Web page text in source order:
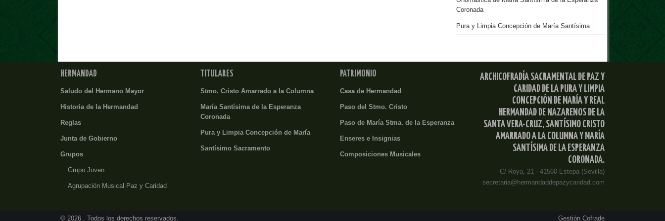
Coronada
Pura y Limpia Concepción de María Santísima
HERMANDAD
Saludo del Hermano Mayor
Historia de la Hermandad
Reglas
Junta de Gobierno
Grupos
Grupo Joven
Agrupación Musical Paz y Caridad
TITULARES
Stmo. Cristo Amarrado a la Columna
María Santísima de la Esperanza
Coronada
Pura y Limpia Concepción de María
Santísimo Sacramento
PATRIMONIO
Casa de Hermandad
Paso del Stmo. Cristo
Paso de María Stma. de la Esperanza
Enseres e Insignias
Composiciones Musicales
ARCHICOFRADÍA SACRAMENTAL DE PAZ Y
CARIDAD DE LA PURA Y LIMPIA
CONCEPCIÓN DE MARÍA Y REAL
HERMANDAD DE NAZARENOS DE LA
SANTA VERA-CRUZ, SANTÍSIMO CRISTO
AMARRADO A LA COLUMNA Y MARÍA
SANTÍSIMA DE LA ESPERANZA
CORONADA.
C/ Roya, 21 - 41560 Estepa (Sevilla)
secretaria@hermandaddepazycaridad.com
© 2026 . Todos los derechos reservados. Gestión Cofrade